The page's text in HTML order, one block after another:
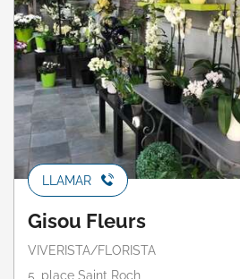
LLAMAR
Gisou Fleurs
VIVERISTA/FLORISTA
5, place Saint Roch